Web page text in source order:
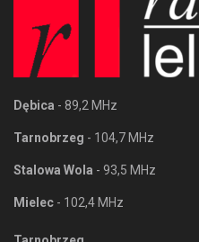
Dębica - 89,2 MHz
Tarnobrzeg - 104,7 MHz
Stalowa Wola - 93,5 MHz
Mielec - 102,4 MHz